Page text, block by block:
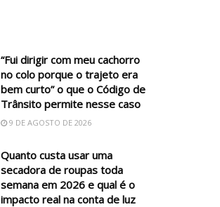
“Fui dirigir com meu cachorro
no colo porque o trajeto era
bem curto” o que o Código de
Trânsito permite nesse caso
9 DE AGOSTO DE 2026
Quanto custa usar uma
secadora de roupas toda
semana em 2026 e qual é o
impacto real na conta de luz